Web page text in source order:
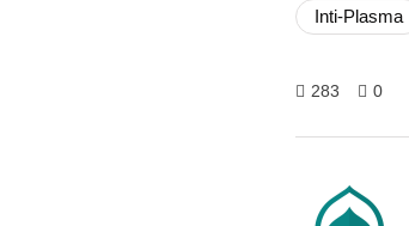
Inti-Plasma
283 0